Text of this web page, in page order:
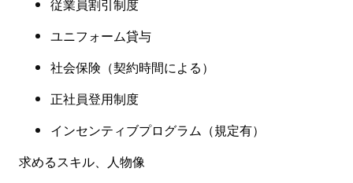
従業員割引制度
ユニフォーム貸与
社会保険（契約時間による）
正社員登用制度
インセンティブプログラム（規定有）
求めるスキル、人物像